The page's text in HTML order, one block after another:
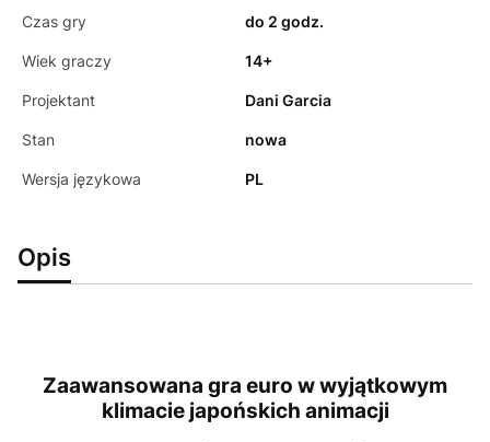
Czas gry do 2 godz.
Wiek graczy 14+
Projektant Dani Garcia
Stan nowa
Wersja językowa PL
Opis
Zaawansowana gra euro w wyjątkowym
klimacie japońskich animacji